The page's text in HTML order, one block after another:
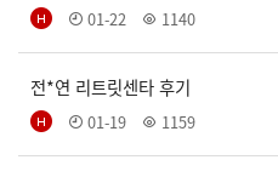
01-22 1140
전*연 리트릿센타 후기
01-19 1159